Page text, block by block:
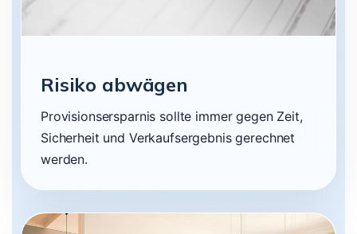
Risiko abwägen
Provisionsersparnis sollte immer gegen Zeit,
Sicherheit und Verkaufsergebnis gerechnet
werden.